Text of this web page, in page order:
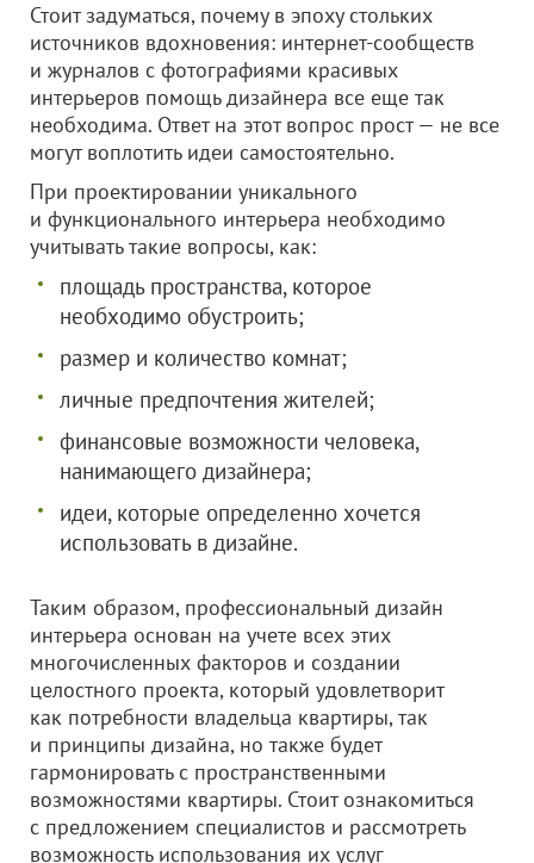
Стоит задуматься, почему в эпоху стольких
источников вдохновения: интернет-сообществ
и журналов с фотографиями красивых
интерьеров помощь дизайнера все еще так
необходима. Ответ на этот вопрос прост — не все
могут воплотить идеи самостоятельно.
При проектировании уникального
и функционального интерьера необходимо
учитывать такие вопросы, как:
площадь пространства, которое
необходимо обустроить;
размер и количество комнат;
личные предпочтения жителей;
финансовые возможности человека,
нанимающего дизайнера;
идеи, которые определенно хочется
использовать в дизайне.
Таким образом, профессиональный дизайн
интерьера основан на учете всех этих
многочисленных факторов и создании
целостного проекта, который удовлетворит
как потребности владельца квартиры, так
и принципы дизайна, но также будет
гармонировать с пространственными
возможностями квартиры. Стоит ознакомиться
с предложением специалистов и рассмотреть
возможность использования их услуг